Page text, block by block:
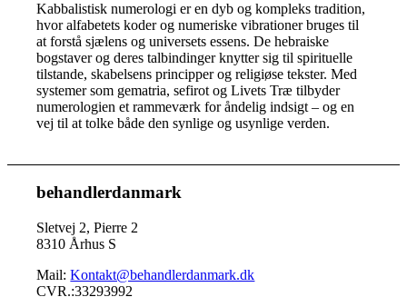
Kabbalistisk numerologi er en dyb og kompleks tradition,
hvor alfabetets koder og numeriske vibrationer bruges til
at forstå sjælens og universets essens. De hebraiske
bogstaver og deres talbindinger knytter sig til spirituelle
tilstande, skabelsens principper og religiøse tekster. Med
systemer som gematria, sefirot og Livets Træ tilbyder
numerologien et rammeværk for åndelig indsigt – og en
vej til at tolke både den synlige og usynlige verden.
behandlerdanmark
Sletvej 2, Pierre 2
8310 Århus S
Mail:Kontakt@behandlerdanmark.dk
CVR.:33293992